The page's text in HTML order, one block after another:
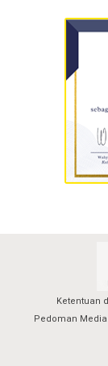
Ketentuan
Pedoman